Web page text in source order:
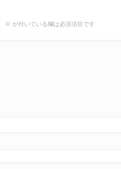
※ が付いている欄は必須項目です